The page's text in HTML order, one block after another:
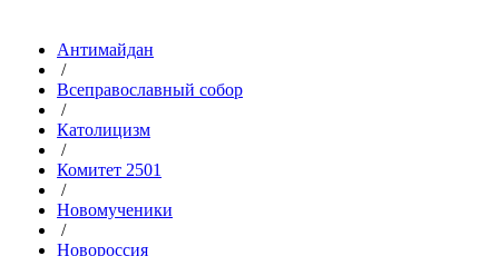
Антимайдан
/
Всеправославный собор
/
Католицизм
/
Комитет 2501
/
Новомученики
/
Новороссия